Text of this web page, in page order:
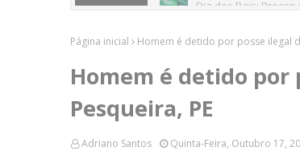
Página inicial Homem é detido por posse ilegal
Homem é detido por
Pesqueira, PE
Adriano Santos Quinta-Feira, Outubro 17,